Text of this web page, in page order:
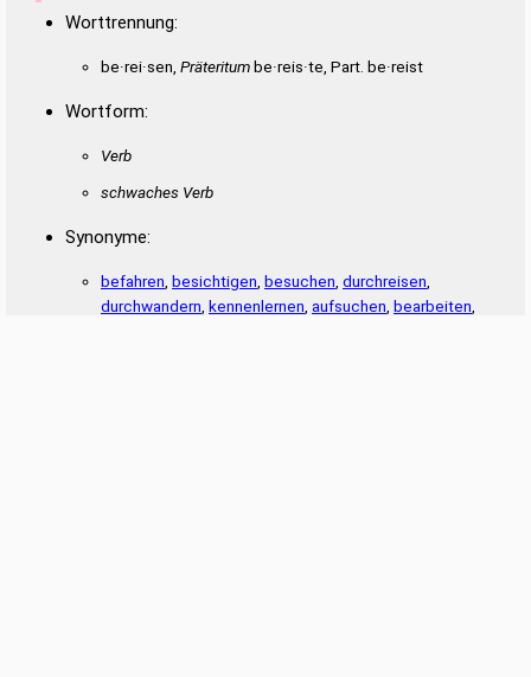
Worttrennung:
be·rei·sen, Präteritumbe·reis·te, Part. be·reist
Wortform:
Verb
schwaches Verb
Synonyme:
befahren besichtigen besuchen durchreisen
durchwandern kennenlernen aufsuchen bearbeiten